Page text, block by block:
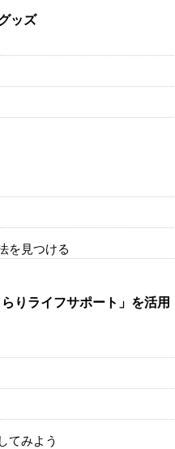
ッズ
を見つける
りライフサポート」を活用
てみよう